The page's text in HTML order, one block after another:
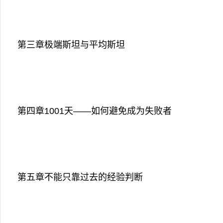
第三章极端斯坦与平均斯坦
第四章1001天——如何避免成为失败者
第五章不能只靠过去的经验判断